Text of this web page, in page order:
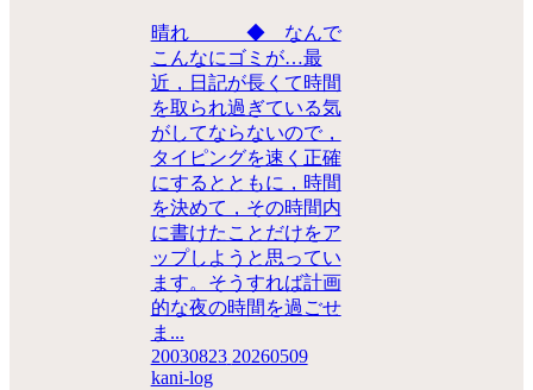
晴れ ◆ なんで
こんなにゴミが…最
近，日記が長くて時間
を取られ過ぎている気
がしてならないので，
タイピングを速く正確
にするとともに，時間
を決めて，その時間内
に書けたことだけをア
ップしようと思ってい
ます。そうすれば計画
的な夜の時間を過ごせ
ま...
20030823 20260509
kani-log